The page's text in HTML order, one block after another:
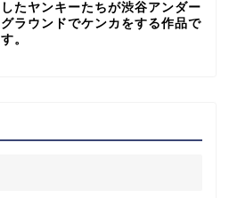
したヤンキーたちが渋谷アンダー
グラウンドでケンカをする作品で
す。